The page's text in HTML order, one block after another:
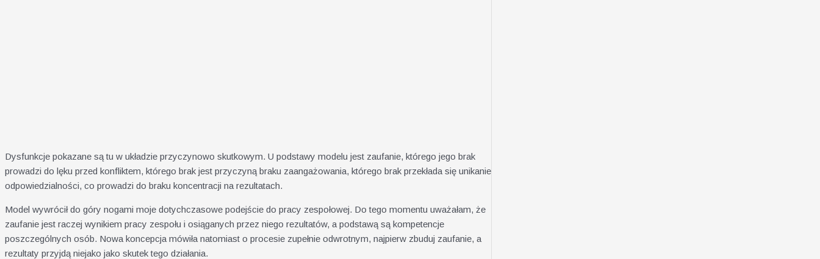
Dysfunkcje pokazane są tu w układzie przyczynowo skutkowym. U podstawy modelu jest zaufanie, którego jego brak
prowadzi do lęku przed konfliktem, którego brak jest przyczyną braku zaangażowania, którego brak przekłada się unikanie
odpowiedzialności, co prowadzi do braku koncentracji na rezultatach.
Model wywrócił do góry nogami moje dotychczasowe podejście do pracy zespołowej. Do tego momentu uważałam, że
zaufanie jest raczej wynikiem pracy zespołu i osiąganych przez niego rezultatów, a podstawą są kompetencje
poszczególnych osób. Nowa koncepcja mówiła natomiast o procesie zupełnie odwrotnym, najpierw zbuduj zaufanie, a
rezultaty przyjdą niejako jako skutek tego działania.